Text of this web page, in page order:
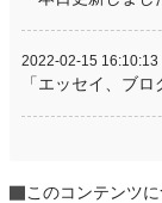
2022-02-15 16:10:13
「エッセイ、ブ
このコンテンツ